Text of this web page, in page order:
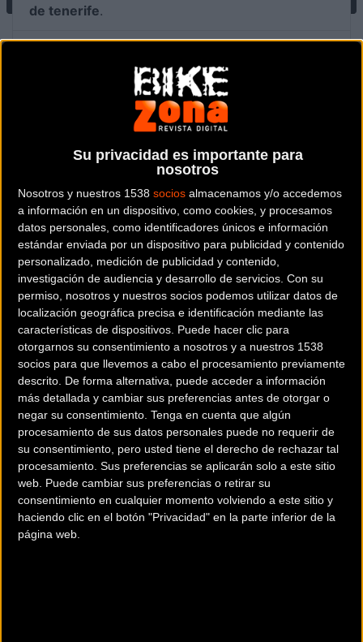
Su privacidad es importante para
nosotros
Nosotros y nuestros 1538 socios almacenamos y/o accedemos
a información en un dispositivo, como cookies, y procesamos
datos personales, como identificadores únicos e información
estándar enviada por un dispositivo para publicidad y contenido
personalizado, medición de publicidad y contenido,
investigación de audiencia y desarrollo de servicios. Con su
permiso, nosotros y nuestros socios podemos utilizar datos de
localización geográfica precisa e identificación mediante las
características de dispositivos. Puede hacer clic para
otorgarnos su consentimiento a nosotros y a nuestros 1538
socios para que llevemos a cabo el procesamiento previamente
descrito. De forma alternativa, puede acceder a información
más detallada y cambiar sus preferencias antes de otorgar o
negar su consentimiento. Tenga en cuenta que algún
procesamiento de sus datos personales puede no requerir de
su consentimiento, pero usted tiene el derecho de rechazar tal
procesamiento. Sus preferencias se aplicarán solo a este sitio
web. Puede cambiar sus preferencias o retirar su
consentimiento en cualquier momento volviendo a este sitio y
haciendo clic en el botón "Privacidad" en la parte inferior de la
página web.
de tenerife.
Paseo la Centinela, 84 38430
Icod de los Vinos (S.c de tenerife).
Contactar con la tienda
922 811 242
Web y RRSS de la tienda
Terms of use © 1987–2026 HERE
¿Eres el propietario de esta tienda? Descubre cómo
hacerte tienda Premium para llegar a más clientes